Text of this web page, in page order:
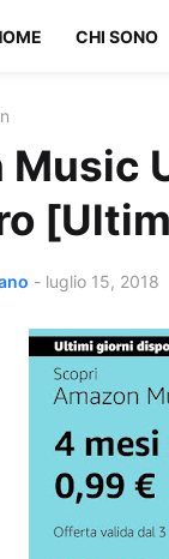
CHI SONO
Music
- luglio 15, 2018